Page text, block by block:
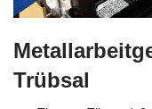
Trübsal